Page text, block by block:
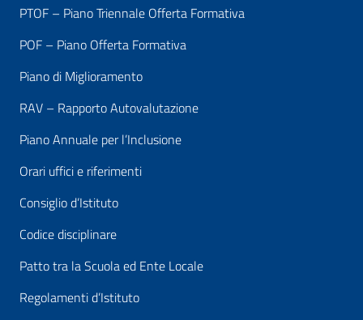
PTOF – Piano Triennale Offerta Formativa
POF – Piano Offerta Formativa
Piano di Miglioramento
RAV – Rapporto Autovalutazione
Piano Annuale per l’Inclusione
Orari uffici e riferimenti
Consiglio d’Istituto
Codice disciplinare
Patto tra la Scuola ed Ente Locale
Regolamenti d’Istituto